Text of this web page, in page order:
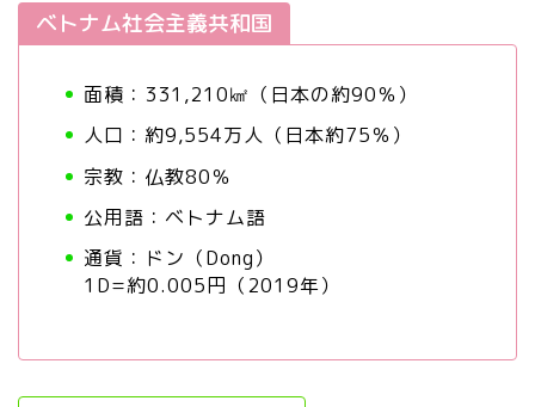
ベトナム社会主義共和国
面積：331,210㎢（日本の約90％）
人口：約9,554万人（日本約75％）
宗教：仏教80％
公用語：ベトナム語
通貨：ドン（Dong）
1D=約0.005円（2019年）